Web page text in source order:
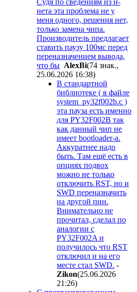
нета эта проблема не у
меня одного, решения нет,
только замена чипа.
Производитель предлагает
ставить паузу 100мс перед
переназначением вывода,
что бы AlexBi(74 знак.,
25.06.2026 16:38)
В стандартной
библиотеке ( в файле
system_py32f002b.c )
эта пауза есть именно
для PY32F002B так
как данный чип не
имеет bootloader-а.
Аккуратнее надо
быть. Там ещё есть в
опциях подвох
можно не только
отключить RST, но и
SWD переназначить
на другой пин.
Внимательно не
прочитал, сделал по
аналогии с
PY32F002A и
получилось что RST
отключил и на его
месте стал SWD. -
Zikon(25.06.2026
21:26)